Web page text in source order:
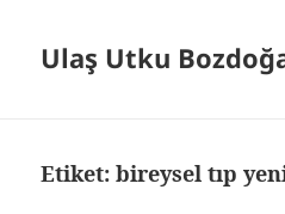
Ulaş Utku
Etiket:bireysel tıp